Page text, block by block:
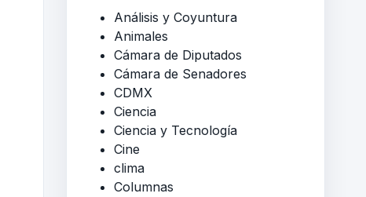
Análisis y Coyuntura
Animales
Cámara de Diputados
Cámara de Senadores
CDMX
Ciencia
Ciencia y Tecnología
Cine
clima
Columnas